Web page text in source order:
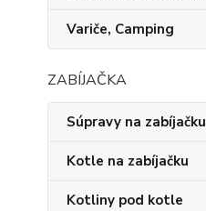
Variče, Camping
ZABÍJAČKA
Súpravy na zabíjačku
Kotle na zabíjačku
Kotliny pod kotle